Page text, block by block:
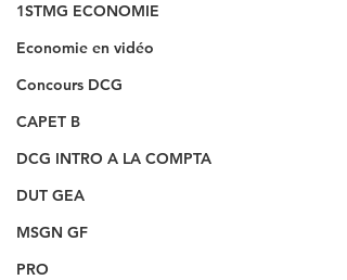
1STMG ECONOMIE
Economie en vidéo
Concours DCG
CAPET B
DCG INTRO A LA COMPTA
DUT GEA
MSGN GF
PRO